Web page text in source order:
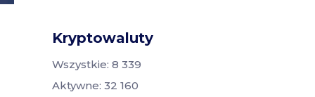
Kryptowaluty
Wszystkie: 8 339
Aktywne: 32 160